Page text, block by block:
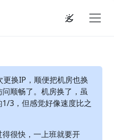
换IP，顺便把机房也换
顺畅了。机房换了，虽
3，但感觉好像速度比之
很快，一上班就要开